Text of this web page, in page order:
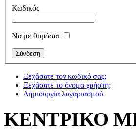
Κωδικός
Να με θυμάσαι
Ξεχάσατε τον κωδικό σας;
Ξεχάσατε το όνομα χρήστη;
Δημιουργία λογαριασμού
ΚΕΝΤΡΙΚΟ